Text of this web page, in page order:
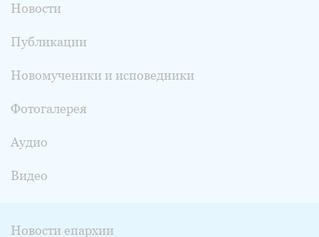
Новости
Публикации
Новомученики и исповедники
Фотогалерея
Аудио
Видео
Новости епархии